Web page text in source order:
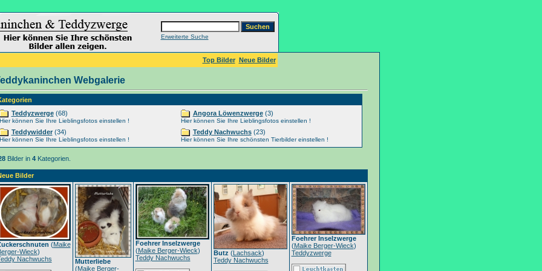
Erweiterte Suche
Top Bilder Neue Bilder
Webgalerie
Teddyzwerge(68)
können Sie Ihre Lieblingsfotos einstellen !
Teddywidder(34)
können Sie Ihre Lieblingsfotos einstellen !
Angora Löwenzwerge(3)
Hier können Sie Ihre Lieblingsfotos einstellen !
Teddy Nachwuchs(23)
Hier können Sie Ihre schönsten Tierbilder einstellen !
Bilder in 4Kategorien.
Bilder
(Maike
Wieck)
Nachwuchs
Mutterliebe
(Maike Berger-
Foehrer Inselzwerge
(Maike Berger-Wieck)
Teddy Nachwuchs
Butz (Lachsack)
Teddy Nachwuchs
Foehrer Inselzwerge
(Maike Berger-Wieck)
Teddyzwerge